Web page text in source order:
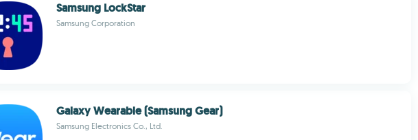
Samsung LockStar
Samsung Corporation
Galaxy Wearable (Samsung Gear)
Samsung Electronics Co., Ltd.